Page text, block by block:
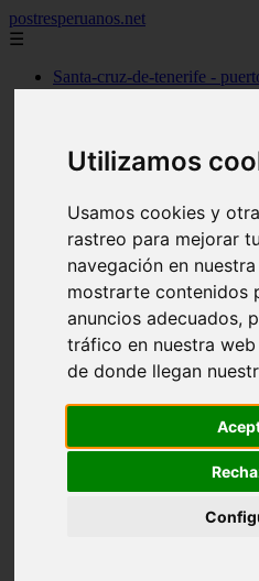
Utilizamos
Usamos cookies y
rastreo para mejorar
navegación en
mostrarte contenidos
anuncios adecuados,
tráfico en nuestra
de donde llegan
postresperuanos.net
☰
Santa-cruz-de-tenerife -
Cantabria - santander
Barcelona - l39hospitalet-de-
Madrid - madrid
Alicante - dénia
Madrid - pozuelo-de-alarcón
Valencia - valencia
Barcelona - granollers
Girona - girona
Illes-balears - palma-de-
Las-palmas - arrecife
Madrid - majadahonda
Guadalajara - guadalajara
Madrid - móstoles
Toledo - talavera-de-la-reina
Illes-balears - santa-margalida